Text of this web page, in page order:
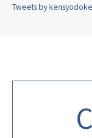
Tweets by